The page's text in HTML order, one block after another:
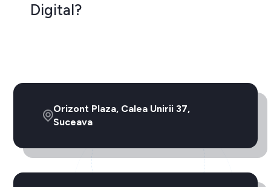
Digital?
Orizont Plaza, Calea Unirii 37,
Suceava